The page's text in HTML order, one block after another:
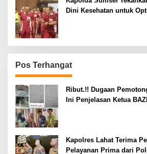
Dini Kesehatan untuk
Pos Terhangat
Ribut.!! Dugaan
Ini Penjelasan Ketua
Kapolres Lahat Terima
Pelayanan Prima dari